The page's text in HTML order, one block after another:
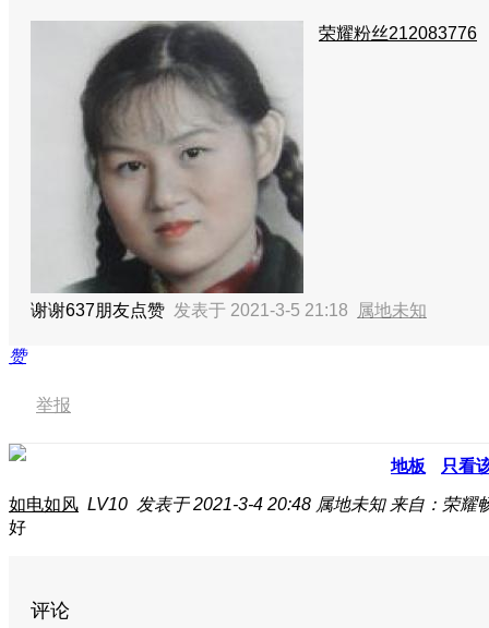
荣耀粉丝212083776
谢谢637朋友点赞 发表于 2021-3-5 21:18 属地未知
赞
举报
地板 只看
如电如风 LV10 发表于 2021-3-4 20:48 属地未知 来自：荣耀
好
评论